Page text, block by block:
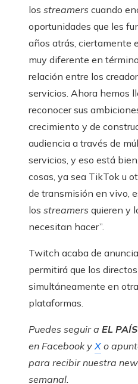
los streamers cuando
oportunidades que les
años atrás, ciertamente
muy diferente en
relación entre los
servicios. Ahora hemos
reconocer sus
crecimiento y de
audiencia a través de
servicios, y eso está
cosas, ya sea TikTok u
de transmisión en vivo,
los streamers quieren y
necesitan hacer”.
Twitch acaba de
permitirá que los
simultáneamente en
plataformas.
Puedes seguir a EL
en FacebookyX o
para recibir nuestra
semanal.